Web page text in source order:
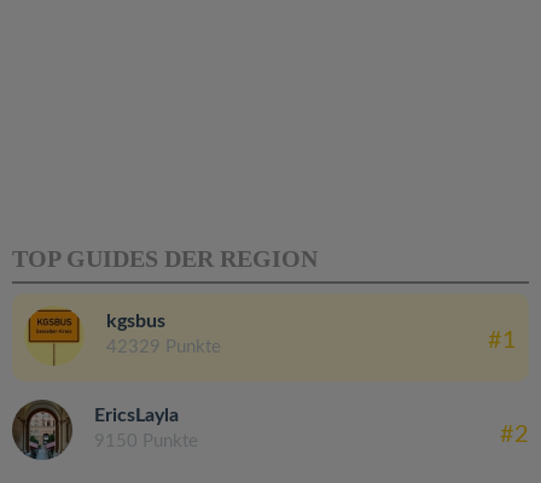
TOP GUIDES DER REGION
kgsbus
42329 Punkte #1
EricsLayla
9150 Punkte #2